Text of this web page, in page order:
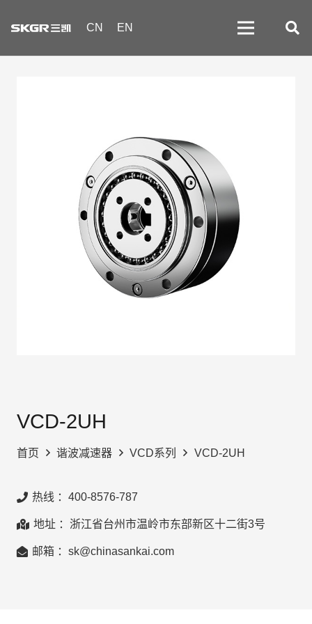
CN EN
VCD-2UH
首页 谐波减速器 VCD系列 VCD-2UH
热线 ：400-8576-787
地址 ：浙江省台州市温岭市东部新区十二街3号
邮箱 ：sk@chinasankai.com